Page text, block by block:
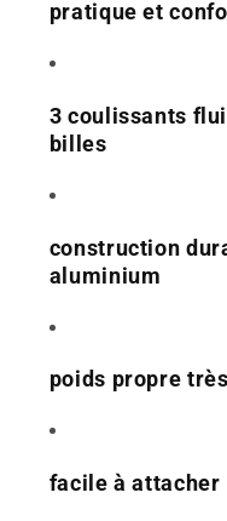
pratique et
3 coulissants
billes
construction
aluminium
poids propre
facile à attacher